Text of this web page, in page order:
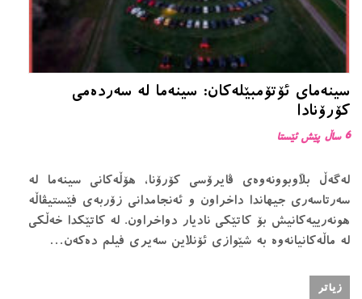
سینەمای ئۆتۆمبێلەکان: سینەما لە سەردەمی
کۆرۆنادا
6 ساڵ پێش ئێستا
لەگەڵ بڵاوبوونەوەی ڤایرۆسی کۆرۆنا، هۆڵەکانی سینەما لە
سەرتاسەری جیهاندا داخراون و ئەنجامدانی زۆربەی فێستیڤاڵە
هونەرییەکانیش بۆ کاتێکی نادیار دواخراون. لە کاتێکدا خەڵکی
لە ماڵەکانیانەوە بە شێوازی ئۆنلاین سەیری فیلم دەکەن…
زیاتر